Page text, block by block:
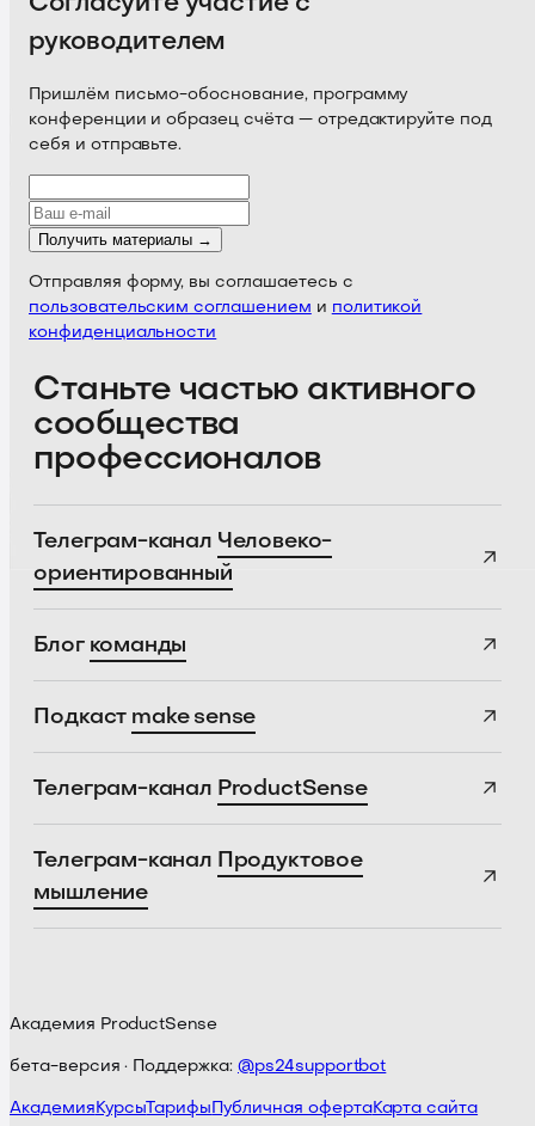
руководителем
Пришлём письмо-обоснование, программу
конференции и образец счёта — отредактируйте под
себя и отправьте.
Получить материалы →
Отправляя форму, вы соглашаетесь с
пользовательским соглашением и политикой
конфиденциальности
Станьте частью активного
сообщества
профессионалов
Телеграм-канал Человеко-
ориентированный
Блог команды
Подкаст make sense
Телеграм-канал ProductSense
Телеграм-канал Продуктовое
мышление
Академия ProductSense
бета-версия · Поддержка: @ps24supportbot
Академия КурсыТарифы Публичная офертаКарта сайта